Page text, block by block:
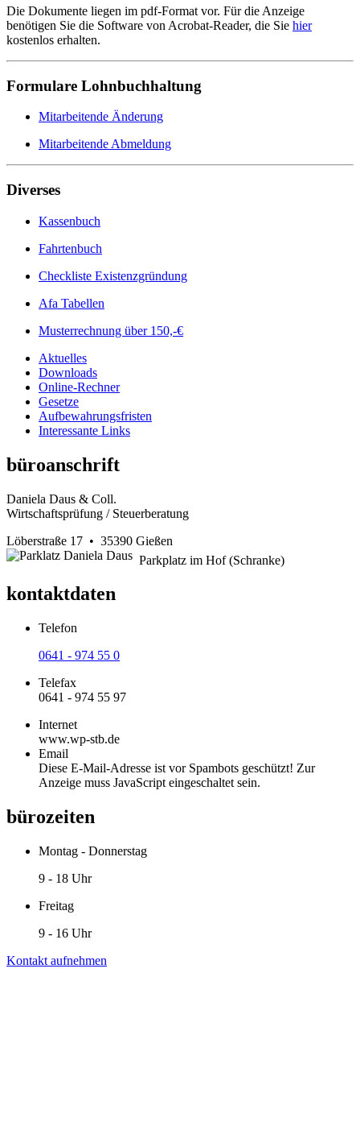
Die Dokumente liegen im pdf-Format vor. Für die Anzeige
benötigen Sie die Software von Acrobat-Reader, die Sie hier
kostenlos erhalten.
Formulare Lohnbuchhaltung
Mitarbeitende Änderung
Mitarbeitende Abmeldung
Diverses
Kassenbuch
Fahrtenbuch
Checkliste Existenzgründung
Afa Tabellen
Musterrechnung über 150,-€
Aktuelles
Downloads
Online-Rechner
Gesetze
Aufbewahrungsfristen
Interessante Links
büroanschrift
Daniela Daus & Coll.
Wirtschaftsprüfung / Steuerberatung
Löberstraße 17 • 35390 Gießen
Parkplatz im Hof (Schranke)
kontaktdaten
Telefon
0641 - 974 55 0
Telefax
0641 - 974 55 97
Internet
www.wp-stb.de
Email
Diese E-Mail-Adresse ist vor Spambots geschützt! Zur
Anzeige muss JavaScript eingeschaltet sein.
bürozeiten
Montag - Donnerstag
9 - 18 Uhr
Freitag
9 - 16 Uhr
Kontakt aufnehmen